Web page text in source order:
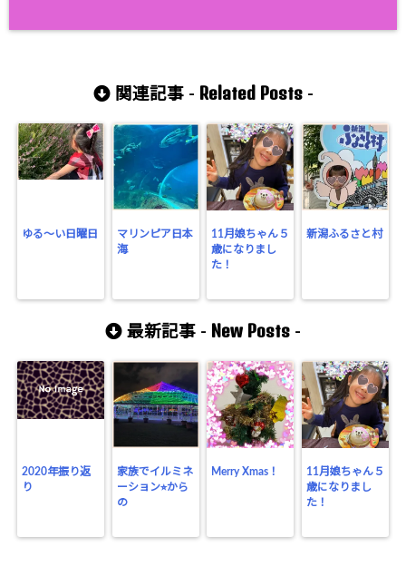
関連記事 - Related Posts-
ゆる〜い日曜日
マリンピア日本
海
11月娘ちゃん５
歳になりまし
た！
新潟ふるさと村
最新記事 - New Posts -
2020年振り返
り
家族でイルミネ
ーション⭐︎から
の
Merry Xmas！
11月娘ちゃん５
歳になりまし
た！